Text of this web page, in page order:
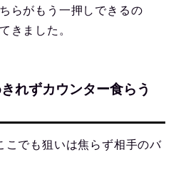
らがもう一押しできるの
きました。
れずカウンター食らう
こでも狙いは焦らず相手のバ